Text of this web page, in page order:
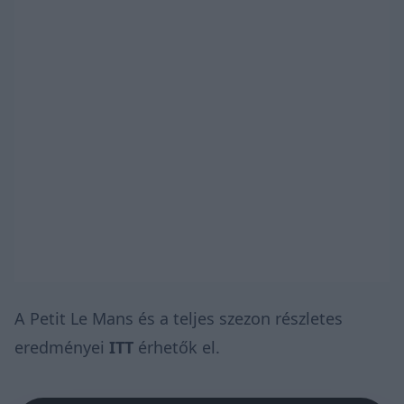
A Petit Le Mans és a teljes szezon részletes
eredményei ITT érhetők el.